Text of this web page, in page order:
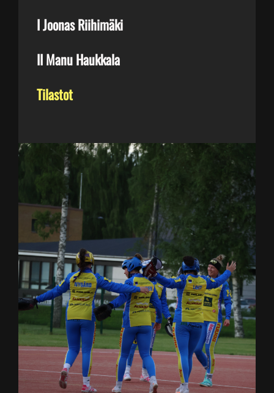
I Joonas Riihimäki
II Manu Haukkala
Tilastot